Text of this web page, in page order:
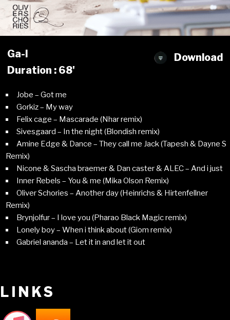
Download
Ga-l
Duration : 68'
Jobe – Got me
Gorkiz – My way
Felix cage – Mascarade (Nhar remix)
Sivesgaard – In the night (Blondish remix)
Amine Edge & Dance – They call me Jack (Tapesh & Dayne S
Remix)
Nicone & Sascha braemer & Dan caster & ALEC – And i just
Inner Rebels – You & me (Mika Olson Remix)
Oliver Schories – Another day (Heinrichs & Hirtenfellner
Remix)
Brynjolfur – I love you (Pharao Black Magic remix)
Lonely boy – When i think about (Giom remix)
Gabriel ananda – Let it in and let it out
LINKS